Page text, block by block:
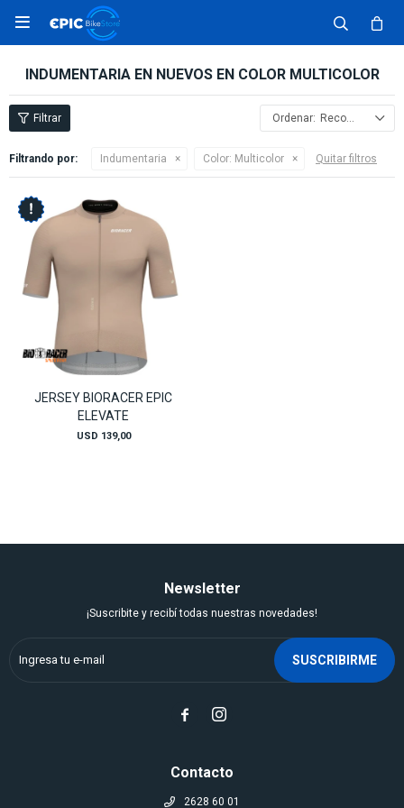

INDUMENTARIA EN NUEVOS EN COLOR MULTICOLOR
Recomendados
Filtrando por: Indumentaria Color: Multicolor Quitar filtros
JERSEY BIORACER EPIC
ELEVATE
USD 139,00
Contacto
2628 60 01
Newsletter
¡Suscribite y recibí todas nuestras novedades!
SUSCRIBIRME
 